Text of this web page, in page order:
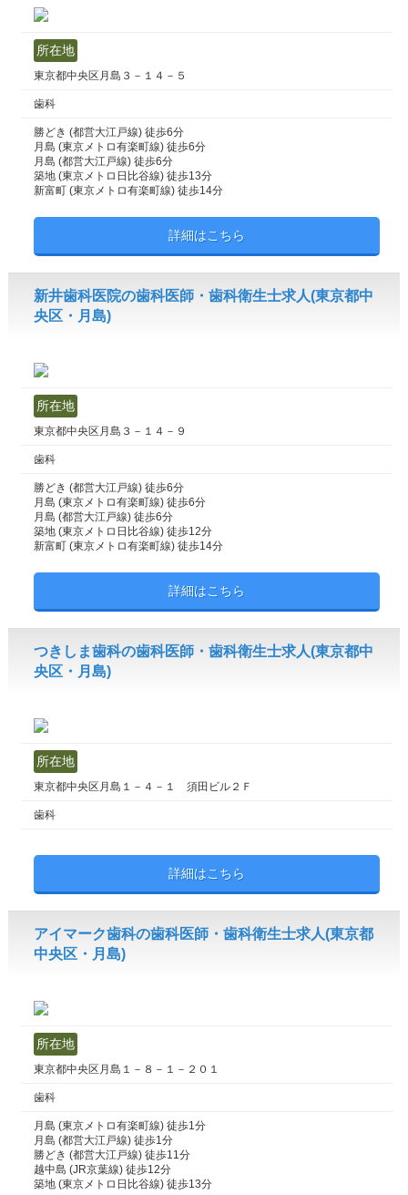
所在地
東京都中央区月島３－１４－５
歯科
勝どき (都営大江戸線) 徒歩6分
月島 (東京メトロ有楽町線) 徒歩6分
月島 (都営大江戸線) 徒歩6分
築地 (東京メトロ日比谷線) 徒歩13分
新富町 (東京メトロ有楽町線) 徒歩14分
詳細はこちら
新井歯科医院の歯科医師・歯科衛生士求人(東京都中
央区・月島)
所在地
東京都中央区月島３－１４－９
歯科
勝どき (都営大江戸線) 徒歩6分
月島 (東京メトロ有楽町線) 徒歩6分
月島 (都営大江戸線) 徒歩6分
築地 (東京メトロ日比谷線) 徒歩12分
新富町 (東京メトロ有楽町線) 徒歩14分
詳細はこちら
つきしま歯科の歯科医師・歯科衛生士求人(東京都中
央区・月島)
所在地
東京都中央区月島１－４－１ 須田ビル２Ｆ
歯科
詳細はこちら
アイマーク歯科の歯科医師・歯科衛生士求人(東京都
中央区・月島)
所在地
東京都中央区月島１－８－１－２０１
歯科
月島 (東京メトロ有楽町線) 徒歩1分
月島 (都営大江戸線) 徒歩1分
勝どき (都営大江戸線) 徒歩11分
越中島 (JR京葉線) 徒歩12分
築地 (東京メトロ日比谷線) 徒歩13分